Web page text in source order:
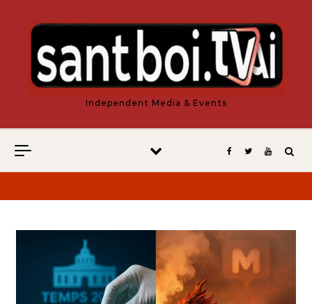
Independent Media & Events